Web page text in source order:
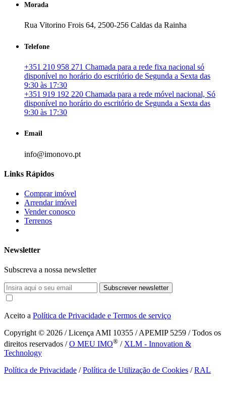
Morada
Rua Vitorino Frois 64, 2500-256 Caldas da Rainha
Telefone
+351 210 958 271 Chamada para a rede fixa nacional só
disponível no horário do escritório de Segunda a Sexta das
9:30 às 17:30
+351 919 192 220 Chamada para a rede móvel nacional, Só
disponível no horário do escritório de Segunda a Sexta das
9:30 às 17:30
Email
info@imonovo.pt
Links Rápidos
Comprar imóvel
Arrendar imóvel
Vender conosco
Terrenos
Newsletter
Subscreva a nossa newsletter
Subscrever newsletter
Aceito a Política de Privacidade e Termos de serviço
Copyright © 2026 / Licença AMI 10355 / APEMIP 5259 / Todos os
direitos reservados /O MEU IMO® / XLM - Innovation &
Technology
Política de Privacidade /Política de Utilização de Cookies /RAL